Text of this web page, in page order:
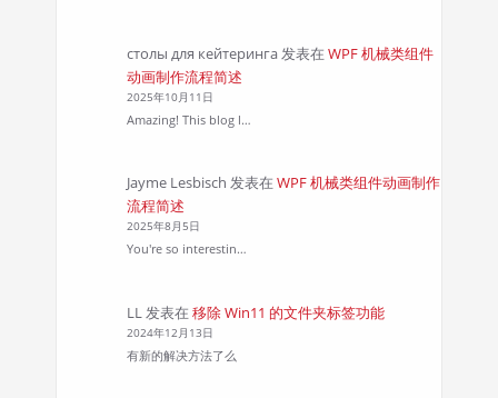
столы для кейтеринга发表在 WPF 机械类组件
动画制作流程简述
2025年10月11日
Amazing! This blog l…
Jayme Lesbisch 发表在 WPF 机械类组件动画制作
流程简述
2025年8月5日
You're so interestin…
LL发表在 移除 Win11 的文件夹标签功能
2024年12月13日
有新的解决方法了么